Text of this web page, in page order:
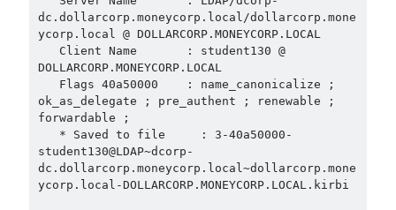
Aralık 2021 (14)
Kasım 2021(12)
Ekim 2021(6)
Eylül 2021
Ağustos 2021(19)
Temmuz 2021(35)
Haziran 2021(23)
Mayıs 2021
Nisan 2021 (8)
dc.dollarcorp.moneycorp.local/dollarcorp.mone
ycorp.local @ DOLLARCORP.MONEYCORP.LOCAL
DOLLARCORP.MONEYCORP.LOCAL
ok_as_delegate ; pre_authent ; renewable ;
forwardable ;
student130@LDAP~dcorp-
dc.dollarcorp.moneycorp.local~dollarcorp.mone
ycorp.local-DOLLARCORP.MONEYCORP.LOCAL.kirbi